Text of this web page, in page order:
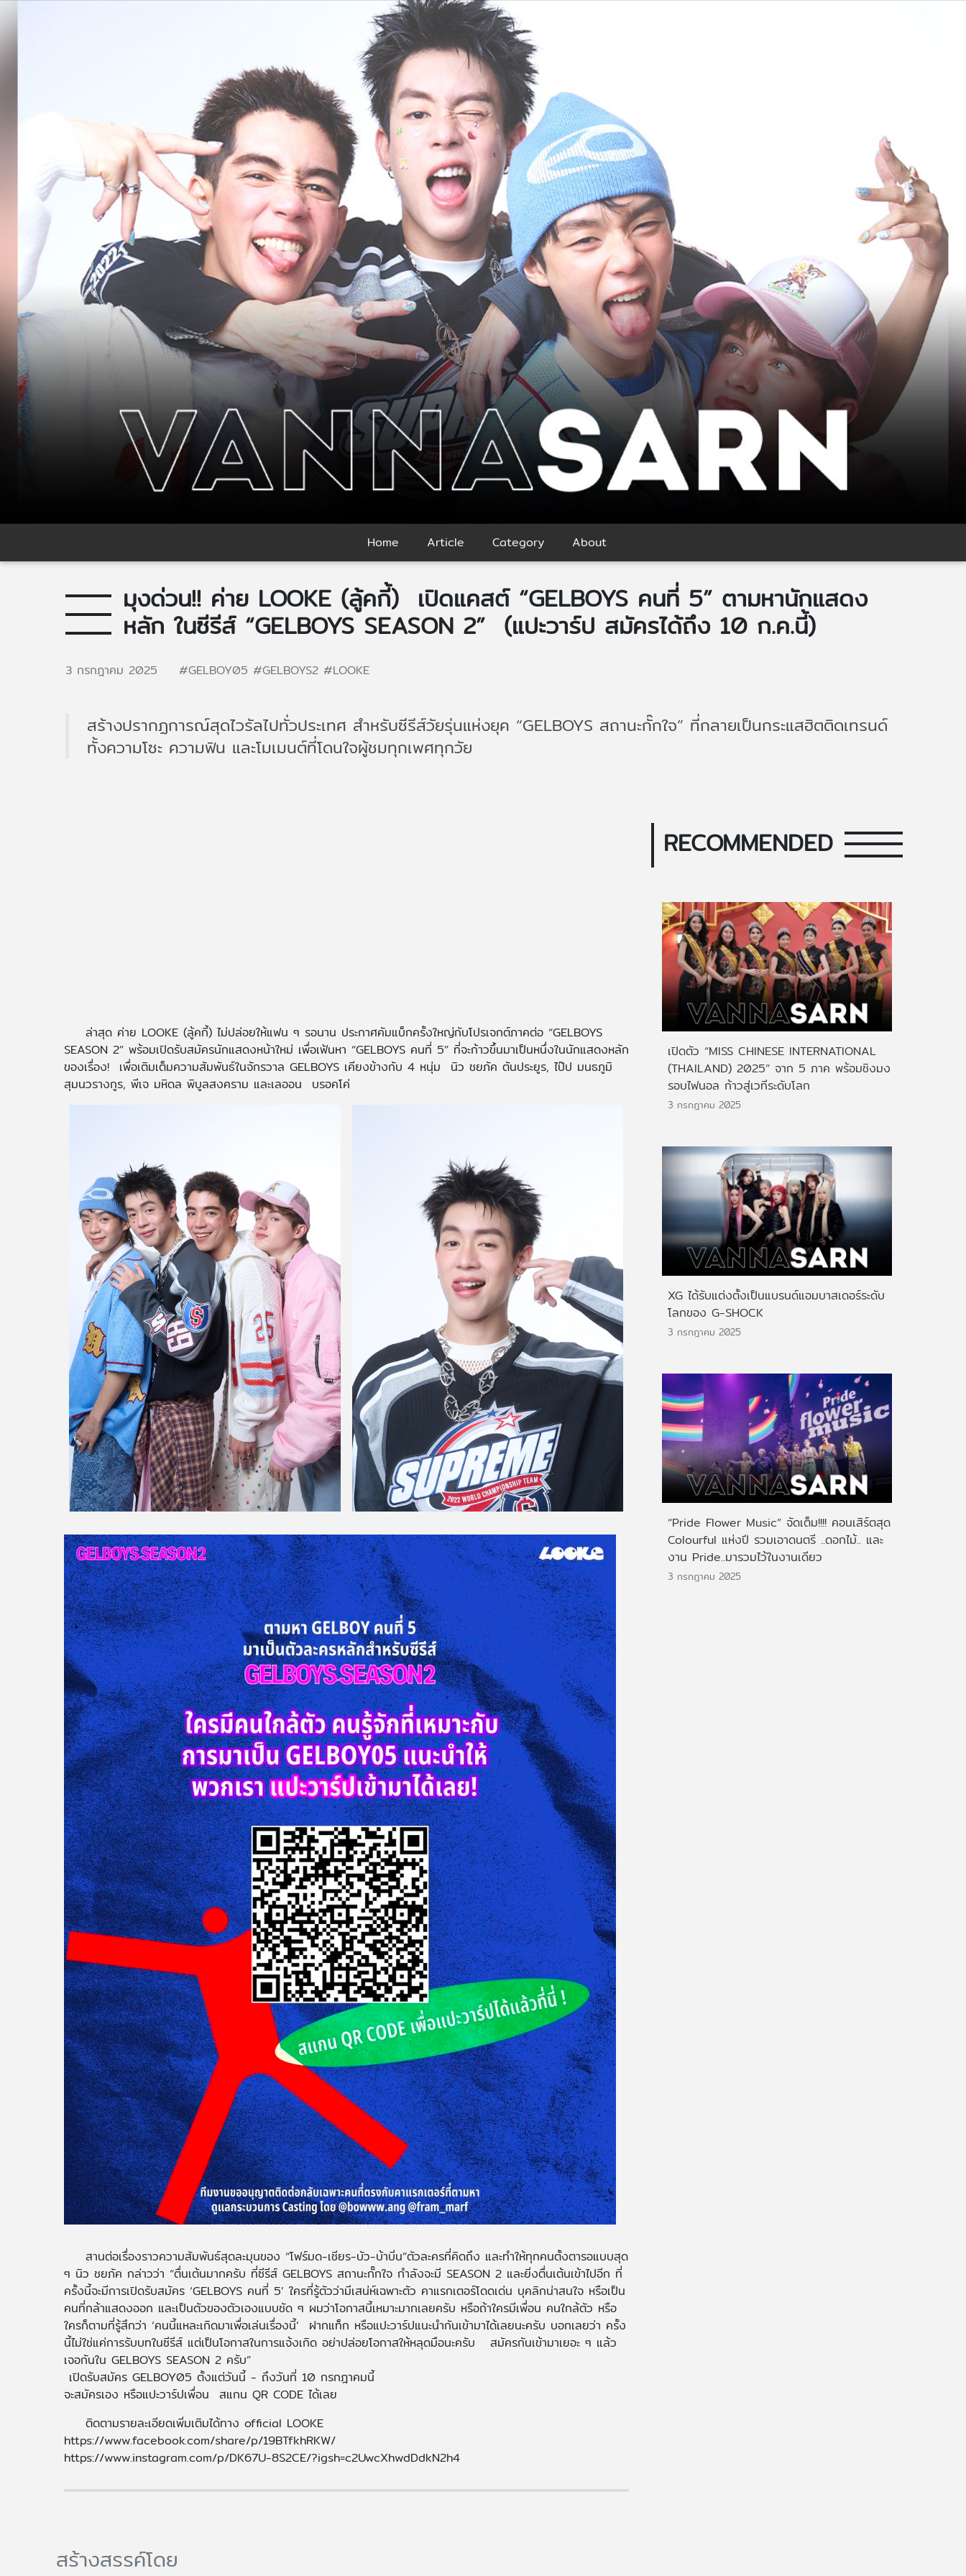
Home Article Category About
มุงด่วน!! ค่าย LOOKE (ลู้คกี้) เปิดแคสต์ “GELBOYS คนที่ 5” ตามหานักแสดง
หลัก ในซีรีส์ “GELBOYS SEASON 2” (แปะวาร์ป สมัครได้ถึง 10 ก.ค.นี้)
3 กรกฎาคม 2025 #GELBOY05#GELBOYS2#LOOKE
สร้างปรากฏการณ์สุดไวรัลไปทั่วประเทศ สำหรับซีรีส์วัยรุ่นแห่งยุค “GELBOYS สถานะกั๊กใจ” ที่กลายเป็นกระแสฮิตติดเทรนด์
ทั้งความโซะ ความฟิน และโมเมนต์ที่โดนใจผู้ชมทุกเพศทุกวัย
ล่าสุด ค่าย LOOKE (ลู้คกี้) ไม่ปล่อยให้แฟน ๆ รอนาน ประกาศคัมแบ็กครั้งใหญ่กับโปรเจกต์ภาคต่อ “GELBOYS
SEASON 2” พร้อมเปิดรับสมัครนักแสดงหน้าใหม่ เพื่อเฟ้นหา “GELBOYS คนที่ 5” ที่จะก้าวขึ้นมาเป็นหนึ่งในนักแสดงหลัก
ของเรื่อง! เพื่อเติมเต็มความสัมพันธ์ในจักรวาล GELBOYS เคียงข้างกับ 4 หนุ่ม นิว ชยภัค ตันประยูร, ไป๊ป มนธภูมิ
สุมนวรางกูร, พีเจ มหิดล พิบูลสงคราม และเลออน บรอคโค่
สานต่อเรื่องราวความสัมพันธ์สุดละมุนของ “โฟร์มด-เชียร-บัว-บ้าบิ่น”ตัวละครที่คิดถึง และทำให้ทุกคนตั้งตารอแบบสุด
ๆ นิว ชยภัค กล่าวว่า “ตื่นเต้นมากครับ ที่ซีรีส์ GELBOYS สถานะกั๊กใจ กำลังจะมี SEASON 2 และยิ่งตื่นเต้นเข้าไปอีก ที่
ครั้งนี้จะมีการเปิดรับสมัคร ‘GELBOYS คนที่ 5’ ใครที่รู้ตัวว่ามีเสน่ห์เฉพาะตัว คาแรกเตอร์โดดเด่น บุคลิกน่าสนใจ หรือเป็น
คนที่กล้าแสดงออก และเป็นตัวของตัวเองแบบชัด ๆ ผมว่าโอกาสนี้เหมาะมากเลยครับ หรือถ้าใครมีเพื่อน คนใกล้ตัว หรือ
ใครก็ตามที่รู้สึกว่า ‘คนนี้แหละเกิดมาเพื่อเล่นเรื่องนี้’ ฝากแท็ก หรือแปะวาร์ปแนะนำกันเข้ามาได้เลยนะครับ บอกเลยว่า ครั้ง
นี้ไม่ใช่แค่การรับบทในซีรีส์ แต่เป็นโอกาสในการแจ้งเกิด อย่าปล่อยโอกาสให้หลุดมือนะครับ สมัครกันเข้ามาเยอะ ๆ แล้ว
เจอกันใน GELBOYS SEASON 2 ครับ”
เปิดรับสมัคร GELBOY05 ตั้งแต่วันนี้ - ถึงวันที่ 10 กรกฎาคมนี้
จะสมัครเอง หรือแปะวาร์ปเพื่อน สแกน QR CODE ได้เลย
ติดตามรายละเอียดเพิ่มเติมได้ทาง official LOOKE
https://www.facebook.com/share/p/19BTfkhRKW/
https://www.instagram.com/p/DK67U-8S2CE/?igsh=c2UwcXhwdDdkN2h4
สร้างสรรค์โดย
RECOMMENDED
เปิดตัว “MISS CHINESE INTERNATIONAL
(THAILAND) 2025” จาก 5 ภาค พร้อมชิงมง
รอบไฟนอล ก้าวสู่เวทีระดับโลก
3 กรกฎาคม 2025
XG ได้รับแต่งตั้งเป็นแบรนด์แอมบาสเดอร์ระดับ
โลกของ G-SHOCK
3 กรกฎาคม 2025
“Pride Flower Music” จัดเต็ม!!!! คอนเสิร์ตสุด
Colourful แห่งปี รวมเอาดนตรี ..ดอกไม้.. และ
งาน Pride..มารวมไว้ในงานเดียว
3 กรกฎาคม 2025